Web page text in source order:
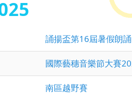
誦揚盃第16屆暑假朗
國際藝穗音樂節大賽
南區越野賽